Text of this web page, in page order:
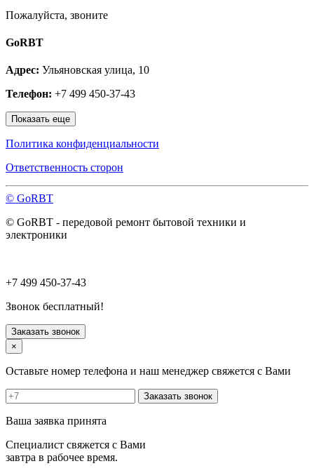
Люберцы
Малаховка
Можайск
Москва и МО
Наро-Фоминск
Ногинск
Одинцово
Ожерелье
Орехово-Зуево
Пересвет
Подольск
Протвино
Пущино
Раменское
Руза
Сергиев Посад
Серпухов
Солнечногорск
Старая Купавна
Ступино
Фрязино
Химки
Хотьково
Чехов
Шатура
Щелково
Щербинка
Пожалуйста, звоните
GoRBT
Адрес: Ульяновская улица, 10
Телефон: +7 499 450-37-43
Показать еще
Политика конфиденциальности
Ответственность сторон
© GoRBT
© GoRBT - передовой ремонт бытовой техники и
электроники
+7 499 450-37-43
Звонок бесплатный!
Заказать звонок
×
Оставьте номер телефона и наш менеджер свяжется с Вами
Заказать звонок
Ваша заявка принята
Специалист свяжется с Вами
завтра в рабочее время.